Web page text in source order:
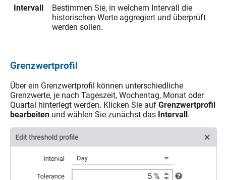
Intervall
Bestimmen Sie, in welchem Intervall die
historischen Werte aggregiert und überprüft
werden sollen.
Grenzwertprofil
Über ein Grenzwertprofil können unterschiedliche
Grenzwerte, je nach Tageszeit, Wochentag, Monat oder
Quartal hinterlegt werden. Klicken Sie auf Grenzwertprofil
bearbeiten und wählen Sie zunächst das Intervall.